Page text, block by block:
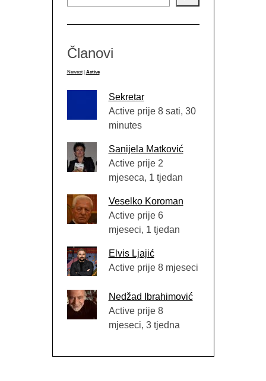
Članovi
Newest Active
Sekretar
Active prije 8 sati, 30
minutes
Sanijela Matković
Active prije 2
mjeseca, 1 tjedan
Veselko Koroman
Active prije 6
mjeseci, 1 tjedan
Elvis Ljajić
Active prije 8 mjeseci
Nedžad Ibrahimović
Active prije 8
mjeseci, 3 tjedna